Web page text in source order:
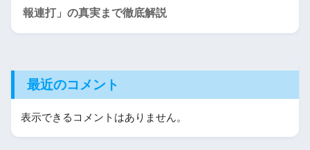
報連打」の真実まで徹底解説
最近のコメント
表示できるコメントはありません。